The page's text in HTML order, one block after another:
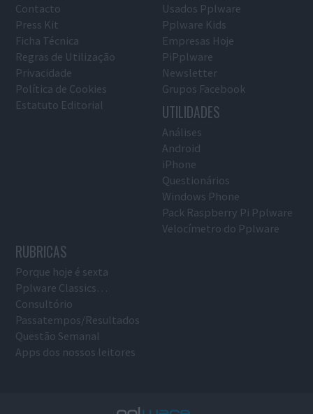
Contacto
Press Kit
Ficha Técnica
Regras de Utilização
Privacidade
Política de Cookies
Estatuto Editorial
Usados Pplware
Pplware Kids
Empresas Hoje
PiPplware
Newsletter
Grupos Facebook
UTILIDADES
Análises
Android
iPhone
Questionários
Windows Phone
Pack Raspberry Pi Pplware
Velocímetro do Pplware
RUBRICAS
Porque hoje é sexta
Pplware Classics…
Consultório
Passatempos/Resultados
Questão Semanal
Apps dos nossos leitores